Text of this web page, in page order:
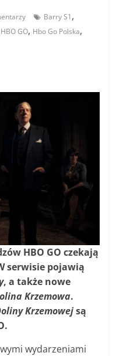
Barry S1,
HBO GO, Hbo Go Polska,
HBO GO czekają
serwisie pojawią
, a także nowe
Krzemowa.
Krzemowejsą
wydarzeniami